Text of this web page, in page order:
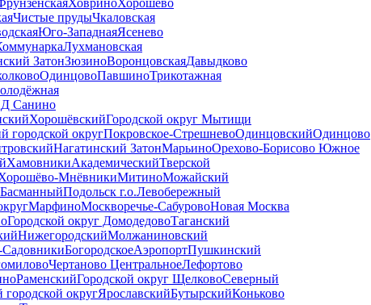
Чистые прудыЧкаловская
Юго-ЗападнаяЯсенево
Лухмановская
ЗатонЗюзиноВоронцовскаяДавыдково
ОдинцовоПавшиноТрикотажная
Санино
ХорошёвскийГородской округ Мытищи
городской округПокровское-СтрешневоОдинцовскийОдинцово
Нагатинский ЗатонМарьиноОрехово-Борисово Южное
ХамовникиАкадемическийТверской
МнёвникиМитиноМожайский
БасманныйПодольск г.о.Левобережный
МарфиноМоскворечье-СабуровоНовая Москва
Городской округ ДомодедовоТаганский
НижегородскийМолжаниновский
БогородскоеАэропортПушкинский
Чертаново ЦентральноеЛефортово
РаменскийГородской округ ЩелковоСеверный
округЯрославскийБутырскийКоньково